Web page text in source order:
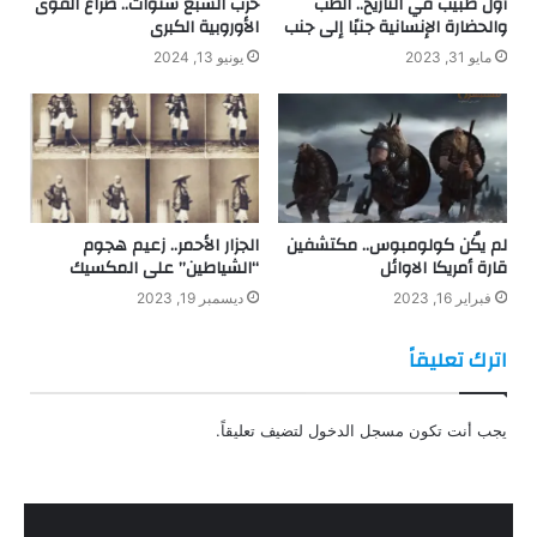
والحضارة الإنسانية جنبًا إلى جنب
مايو 31, 2023
الأوروبية الكبرى
يونيو 13, 2024
لم يكُن كولومبوس.. مكتشفين
قارة أمريكا الاوائل
فبراير 16, 2023
الجزار الأحمر.. زعيم هجوم
“الشياطين” على المكسيك
ديسمبر 19, 2023
اترك تعليقاً
يجب أنت تكون مسجل الدخول لتضيف تعليقاً.